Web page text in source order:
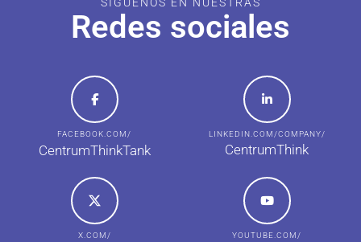
Redes sociales
FACEBOOK.COM/
CentrumThinkTank
LINKEDIN.COM/COMPANY/
CentrumThink
X.COM/ YOUTUBE.COM/